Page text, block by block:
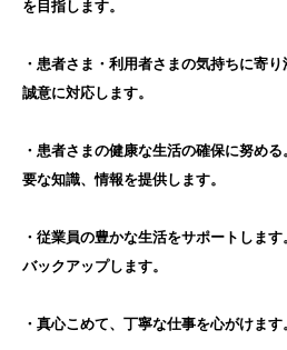
を目指します。
・患者さま・利用者さまの気持ちに寄
誠意に対応します。
・患者さまの健康な生活の確保に努め
要な知識、情報を提供します。
・従業員の豊かな生活をサポートしま
バックアップします。
・真心こめて、丁寧な仕事を心がけます